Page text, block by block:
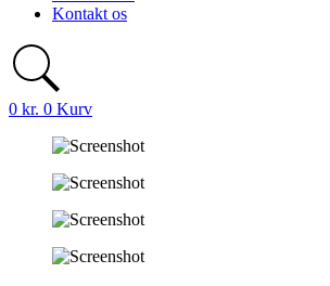
Kontakt os
0 kr. 0 Kurv